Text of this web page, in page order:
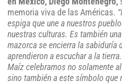
memoria viva de las Américas.
espiga que une a nuestros
nuestras culturas. Es también
mazorca se encierra la sabiduría
aprendieron a escuchar a la
Maíz celebramos no solamente
sino también a este símbolo que